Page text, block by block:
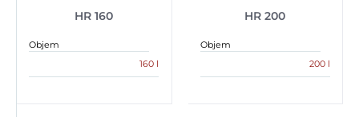
HR 160
Objem
160 l
HR 200
Objem
200 l